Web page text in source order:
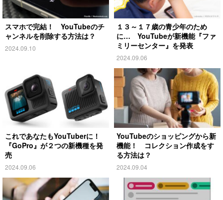
スマホで完結！ YouTubeのチ
ャンネルを削除する方法は？
2024.09.10
１３～１７歳の青少年のため
に… YouTubeが新機能『ファ
ミリーセンター』を発表
2024.09.06
これであなたもYouTuberに！
『GoPro』が２つの新機種を発
売
2024.09.06
YouTubeのショッピングから新
機能！ コレクション作成をす
る方法は？
2024.09.04